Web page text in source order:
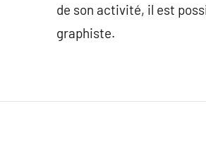
de son activité, il est
graphiste.